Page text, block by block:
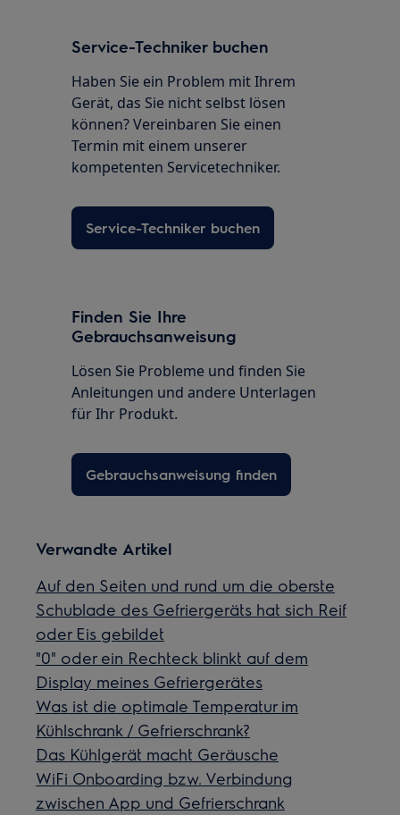
Service-Techniker buchen
Haben Sie ein Problem mit Ihrem
Gerät, das Sie nicht selbst lösen
können? Vereinbaren Sie einen
Termin mit einem unserer
kompetenten Servicetechniker.
Service-Techniker buchen
Finden Sie Ihre
Gebrauchsanweisung
Lösen Sie Probleme und finden Sie
Anleitungen und andere Unterlagen
für Ihr Produkt.
Gebrauchsanweisung finden
Verwandte Artikel
Auf den Seiten und rund um die oberste
Schublade des Gefriergeräts hat sich Reif
oder Eis gebildet
"0" oder ein Rechteck blinkt auf dem
Display meines Gefriergerätes
Was ist die optimale Temperatur im
Kühlschrank / Gefrierschrank?
Das Kühlgerät macht Geräusche
WiFi Onboarding bzw. Verbindung
zwischen App und Gefrierschrank